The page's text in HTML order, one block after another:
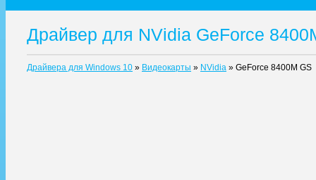
Драйвер для NVidia GeForce
Драйвера для Windows 10 » Видеокарты » NVidia » GeForce 8400M GS